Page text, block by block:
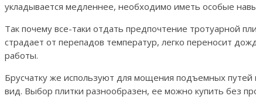
укладывается медленнее, необходимо иметь особые
Так почему все-таки отдать предпочтение тротуарной
страдает от перепадов температур, легко переносит
работы.
Брусчатку же используют для мощения подъемных
вид. Выбор плитки разнообразен, ее можно купить без